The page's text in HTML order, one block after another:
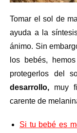
Tomar el sol de
ayuda a la
ánimo. Sin
los bebés,
protegerlos del
desarrollo, muy
carente de
Si tu bebé es